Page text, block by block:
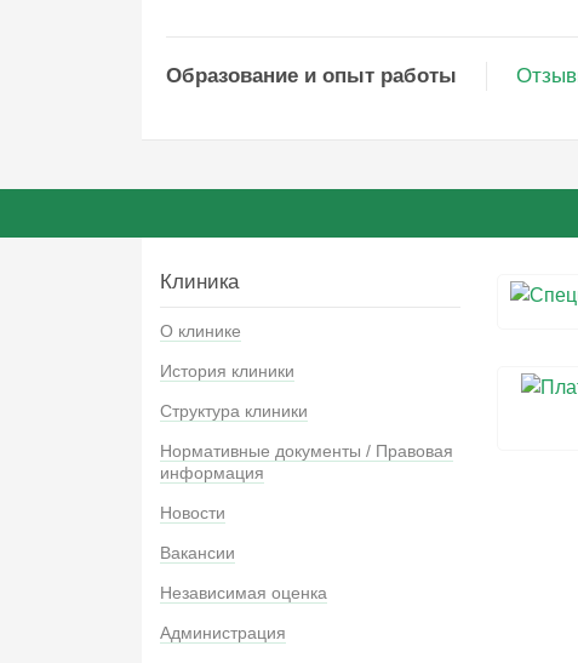
Образование и опыт работы
Клиника
О клинике
История клиники
Структура клиники
Нормативные документы / Правовая
информация
Новости
Вакансии
Независимая оценка
Администрация